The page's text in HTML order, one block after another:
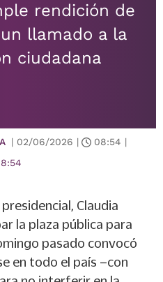
rendición de
llamado a la
ciudadana
| 02/06/2026 | 08:54 |
Claudia
la plaza pública para
pasado convocó
en todo el país –con